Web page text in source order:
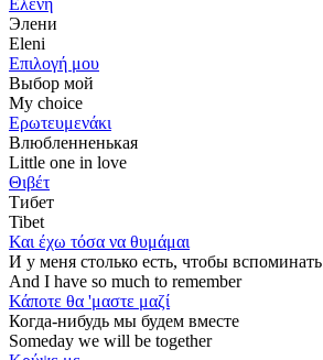
Элени
Eleni
Επιλογή μου
Выбор мой
My choice
Ερωτευμενάκι
Влюбленненькая
Little one in love
Θιβέτ
Тибет
Tibet
Και έχω τόσα να θυμάμαι
И у меня столько есть, чтобы вспоминать
And I have so much to remember
Κάποτε θα 'μαστε μαζί
Когда-нибудь мы будем вместе
Someday we will be together